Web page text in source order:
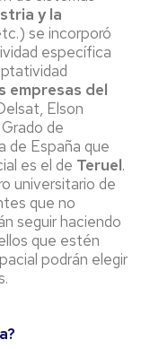
y la
se incorporó
específica
empresas del
Elson
de
de España que
es el de Teruel.
universitario de
que no
seguir haciendo
que estén
podrán elegir